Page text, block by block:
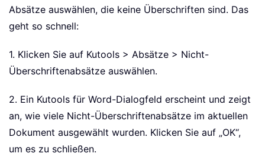
Absätze auswählen, die keine Überschriften sind. Das
geht so schnell:
1. Klicken Sie auf Kutools > Absätze > Nicht-
Überschriftenabsätze auswählen.
2. Ein Kutools für Word-Dialogfeld erscheint und zeigt
an, wie viele Nicht-Überschriftenabsätze im aktuellen
Dokument ausgewählt wurden. Klicken Sie auf „OK“,
um es zu schließen.